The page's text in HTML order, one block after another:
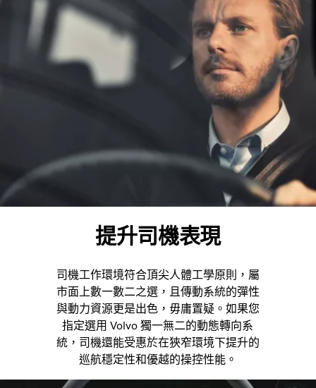
提升司機表現
司機工作環境符合頂尖人體工學原則，屬
市面上數一數二之選，且傳動系統的彈性
與動力資源更是出色，毋庸置疑。如果您
指定選用 Volvo 獨一無二的動態轉向系
統，司機還能受惠於在狹窄環境下提升的
巡航穩定性和優越的操控性能。